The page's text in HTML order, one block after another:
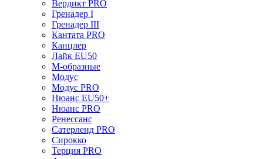
Вердикт PRO
Гренадер I
Гренадер III
Кантата PRO
Канцлер
Лайк EU50
М-образные
Модус
Модус PRO
Нюанс EU50+
Нюанс PRO
Ренессанс
Сатерленд PRO
Сирокко
Терция PRO